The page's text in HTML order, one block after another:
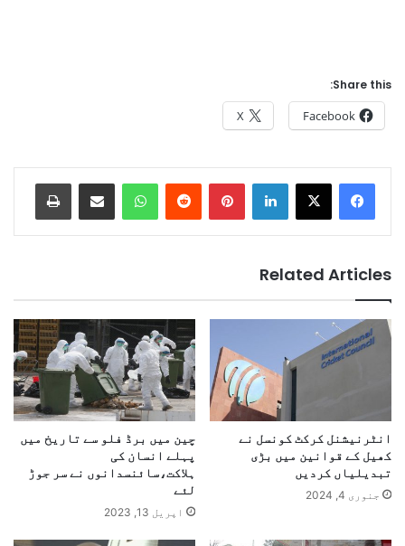
Share this:
Facebook
X
Related Articles
انٹرنیشنل کرکٹ کونسل نے
کھیل کے قوانین میں بڑی
تبدیلیاں کردیں
جنوری 4, 2024
چین میں برڈ فلو سے تاریخ میں
پہلے انسان کی
ہلاکت،سائنسدانوں نے سر جوڑ
لئے
اپریل 13, 2023